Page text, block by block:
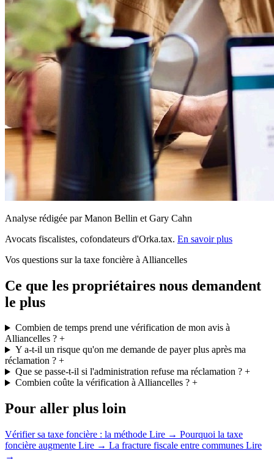
Analyse rédigée par Manon Bellin et Gary Cahn
Avocats fiscalistes, cofondateurs d'Orka.tax. En savoir plus
Vos questions sur la taxe foncière à Alliancelles
Ce que les propriétaires nous demandent
le plus
Combien de temps prend une vérification de mon avis à
Alliancelles ? +
Y a-t-il un risque qu'on me demande de payer plus après ma
réclamation ? +
Que se passe-t-il si l'administration refuse ma réclamation ?+
Combien coûte la vérification à Alliancelles ?+
Pour aller plus loin
Vérifier sa taxe foncière : la méthode Lire → Pourquoi la taxe
foncière augmente Lire → La fracture fiscale entre communes Lire
→